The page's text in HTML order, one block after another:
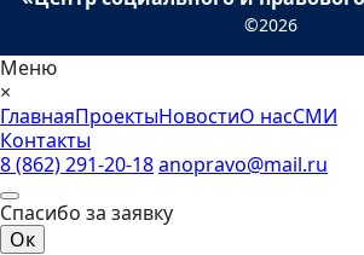
©2026
Меню
×
ГлавнаяПроектыНовостиО насСМИ
Контакты
8 (862) 291-20-18anopravo@mail.ru
Спасибо за заявку
Ок